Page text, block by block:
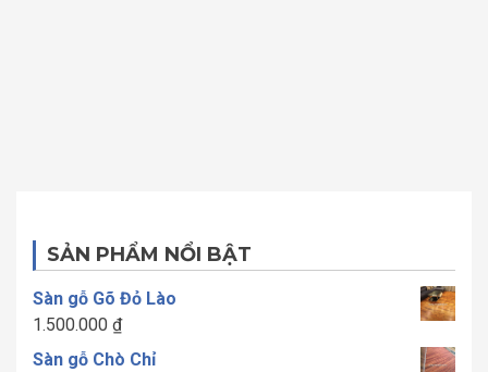
SẢN PHẨM NỔI BẬT
Sàn gỗ Gõ Đỏ Lào
1.500.000 ₫
Sàn gỗ Chò Chỉ